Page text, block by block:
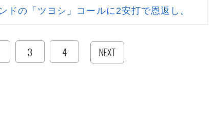
ドの「ツヨシ」コールに2安打で恩返し。
3 4 NEXT